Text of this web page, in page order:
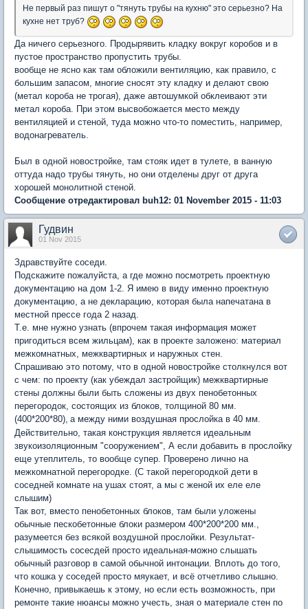
Не первый раз пишут о "тянуть трубы на кухню" это серьезно? На
кухне нет труб?
Да ничего серьезного. Продырявить кладку вокруг коробов и в
пустое пространство пропустить трубы.
вообще не ясно как там обложили вентиляцию, как правило, с
большим запасом, многие сносят эту кладку и делают свою
(метал короба не трогая), даже автошумкой обклеивают эти
метал короба. При этом высвобожается место между
вентиляцией и стеной, туда можно что-то поместить, например,
водонагреватель.
Был в одной новостройке, там стояк идет в тулете, в ванную
оттуда надо трубы тянуть, но они отделены друг от друга
хорошей монолитной стеной.
Сообщение отредактировал buh12: 01 November 2015 - 11:03
Гудвин
01 Nov 2015
Здравствуйте соседи.
Подскажите пожалуйста, а где можно посмотреть проектную
документацию на дом 1-2. Я имею в виду именно проектную
документацию, а не декларацию, которая была напечатана в
местной прессе года 2 назад.
Т.е. мне нужно узнать (впрочем такая информация может
пригодиться всем жильцам), как в проекте заложено: материал
межкомнатных, межквартирных и наружных стен.
Спрашиваю это потому, что в одной новостройке столкнулся вот
с чем: по проекту (как убеждал застройщик) межквартирные
стены должны были быть сложены из двух пенобетонных
перегородок, состоящих из блоков, толщиной 80 мм.
(400*200*80), а между ними воздушная прослойка в 40 мм.
Действительно, такая конструкция является идеальным
звукоизоляционным "сооружением", А если добавить в прослойку
еще утеплитель, то вообще супер. Проверено лично на
межкомнатной перегородке. (С такой перегородкой дети в
соседней комнате на ушах стоят, а мы с женой их еле еле
слышим)
Так вот, вместо пенобетонных блоков, там были уложены
обычные пескобетонные блоки размером 400*200*200 мм.,
разумеется без всякой воздушной прослойки. Результат-
слышимость сосесдей просто идеальная-можно слышать
обычный разговор в самой обычной интонации. Вплоть до того,
что кошка у соседей просто мяукает, и всё отчетливо слышно.
Конечно, привыкаешь к этому, но если есть возможность, при
ремонте такие нюансы можно учесть, зная о материале стен по